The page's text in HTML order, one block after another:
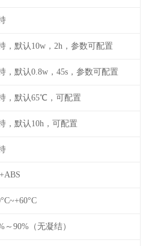
，默认10w，2h，参数可配置
，默认0.8w，45s，参数可配置
，默认65℃，可配置
，默认10h，可配置
～90%（无凝结）